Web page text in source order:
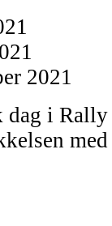
2021
i Rally